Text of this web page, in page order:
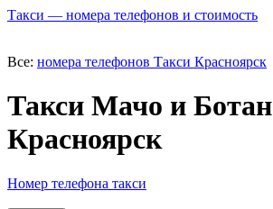
Такси — номера телефонов и стоимость
Все: номера телефонов Такси Красноярск
Такси Мачо и Ботан
Красноярск
Номер телефона такси